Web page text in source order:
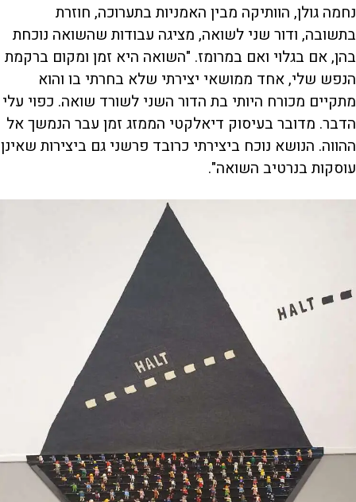
נחמה גולן, הוותיקה מבין האמניות בתערוכה, חוזרת
בתשובה, ודור שני לשואה, מציגה עבודות שהשואה נוכחת
בהן, אם בגלוי ואם במרומז. "השואה היא זמן ומקום ברקמת
הנפש שלי, אחד ממושאי יצירתי שלא בחרתי בו והוא
מתקיים מכורח היותי בת הדור השני לשורד שואה. כפוי עלי
הדבר. מדובר בעיסוק דיאלקטי הממזג זמן עבר הנמשך אל
ההווה. הנושא נוכח ביצירתי כרובד פרשני גם ביצירות שאינן
עוסקות בנרטיב השואה".